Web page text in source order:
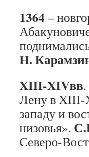
1364 –
Н.
XIII-XIVвв
Лену в XIII-
западу и
низовья».
Северо-